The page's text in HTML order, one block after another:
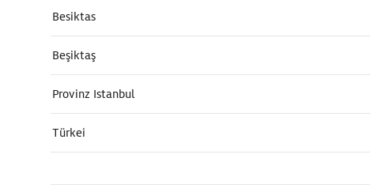
Besiktas
Beşiktaş
Provinz Istanbul
Türkei